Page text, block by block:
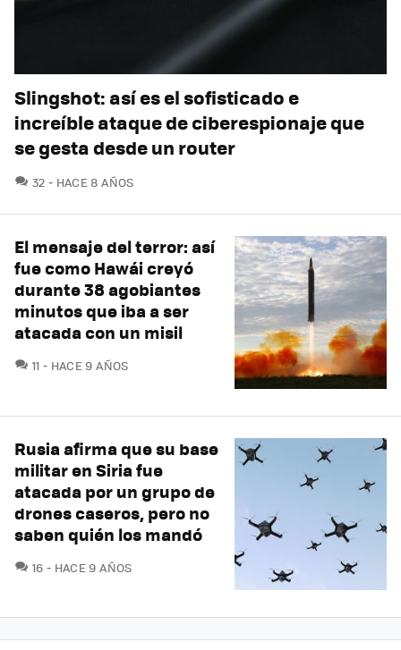
Slingshot: así es el sofisticado e
increíble ataque de ciberespionaje que
se gesta desde un router
32 COMENTARIOS
HACE 8 AÑOS
El mensaje del terror: así
fue como Hawái creyó
durante 38 agobiantes
minutos que iba a ser
atacada con un misil
11 COMENTARIOS
HACE 9 AÑOS
Rusia afirma que su base
militar en Siria fue
atacada por un grupo de
drones caseros, pero no
saben quién los mandó
16 COMENTARIOS
HACE 9 AÑOS